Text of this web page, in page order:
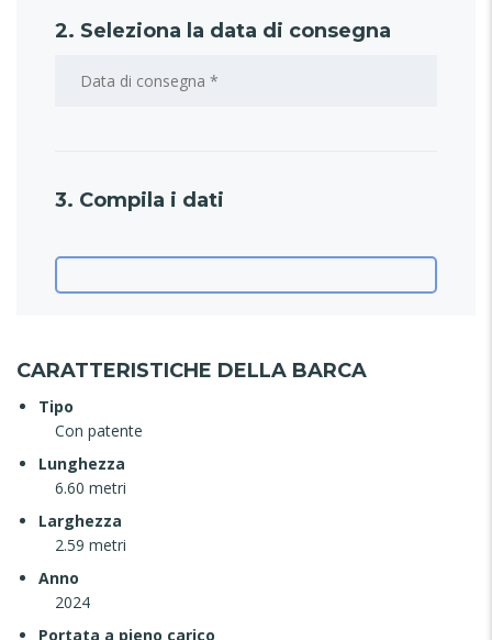
2. Seleziona la data di consegna
3. Compila i dati
CARATTERISTICHE DELLA BARCA
Tipo
Con patente
Lunghezza
6.60 metri
Larghezza
2.59 metri
Anno
2024
Portata a pieno carico